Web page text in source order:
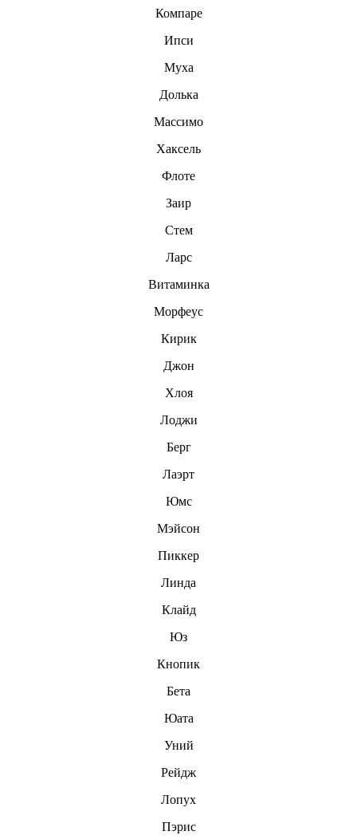
Компаре
Ипси
Муха
Долька
Массимо
Хаксель
Флоте
Заир
Стем
Ларс
Витаминка
Морфеус
Кирик
Джон
Хлоя
Лоджи
Берг
Лаэрт
Юмс
Мэйсон
Пиккер
Линда
Клайд
Юз
Кнопик
Бета
Юата
Уний
Рейдж
Лопух
Пэрис